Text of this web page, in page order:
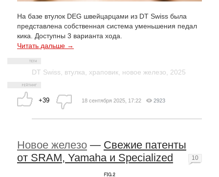
На базе втулок DEG швейцарцами из DT Swiss была
представлена собственная система уменьшения педал
кика. Доступны 3 варианта хода.
Читать дальше →
DT Swiss, втулка, храповик, новое железо, 2025
+39 18 сентября 2025, 17:22 2923
Новое железо — Свежие патенты
от SRAM, Yamaha и Specialized
10